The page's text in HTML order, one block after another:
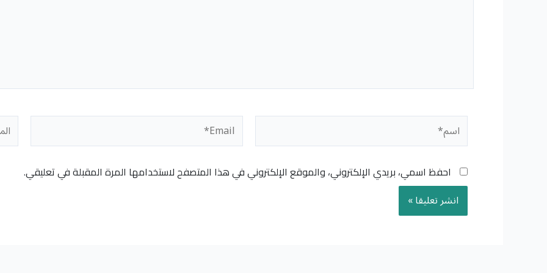
اسم* Email*
احفظ اسمي، بريدي الإلكتروني، والموقع الإلكتروني في هذا المتصفح لاستخدامها المرة المقبلة في تعليقي.